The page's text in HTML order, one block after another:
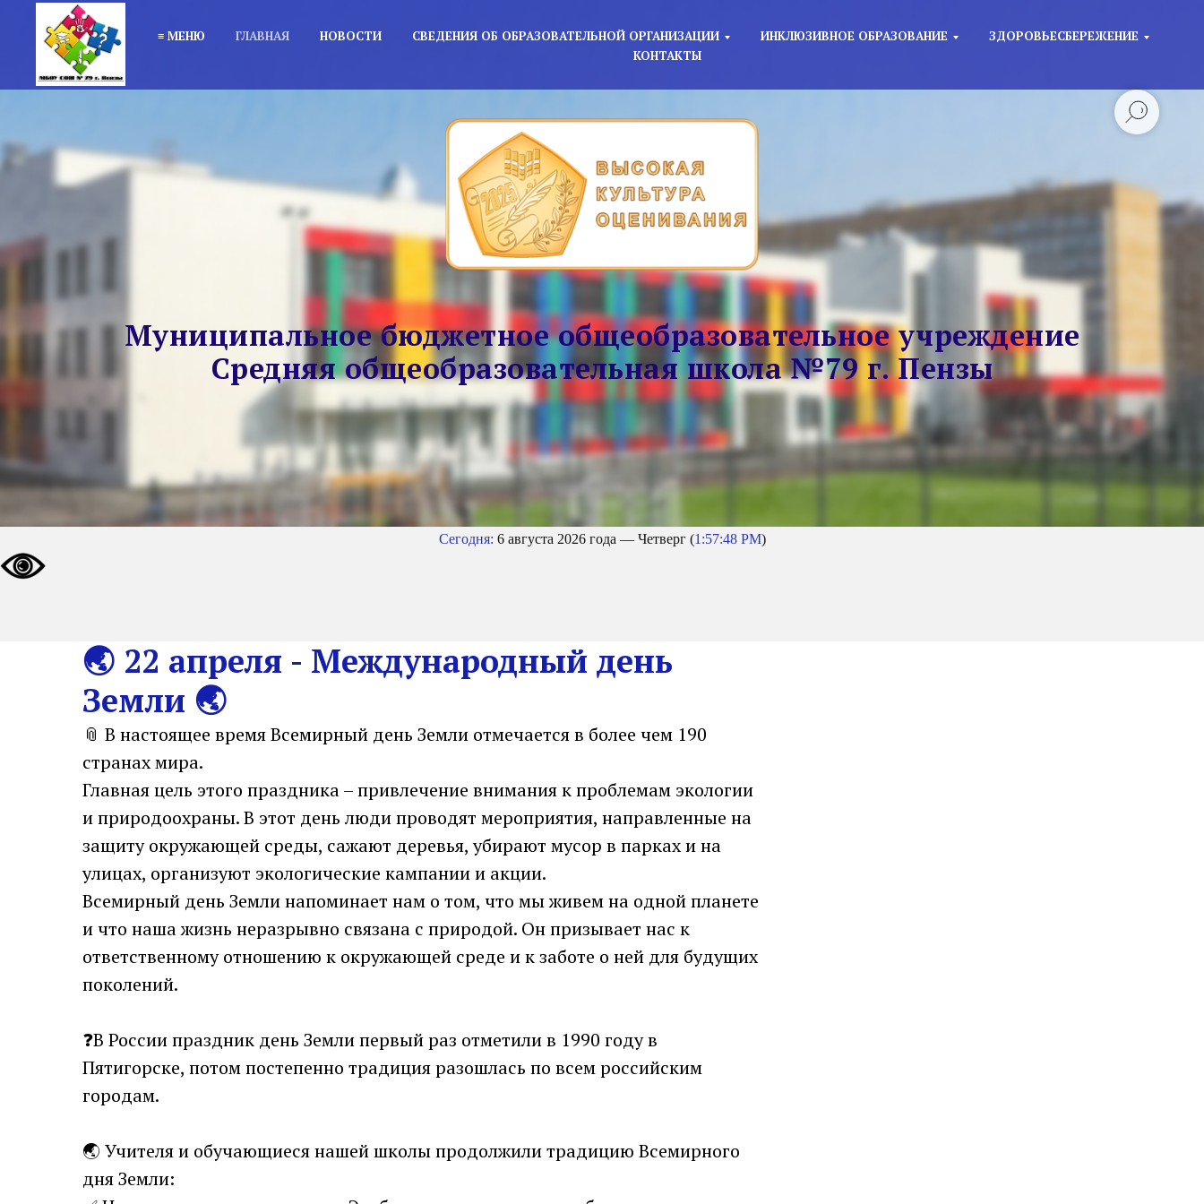
≡ МЕНЮ ГЛАВНАЯ НОВОСТИ СВЕДЕНИЯ ОБ ОБРАЗОВАТЕЛЬНОЙ ОРГАНИЗАЦИИ ИНКЛЮЗИВНОЕ ОБРАЗОВАНИЕ
ЗДОРОВЬЕСБЕРЕЖЕНИЕ
КОНТАКТЫ
Муниципальное бюджетное общеобразовательное учреждение
Средняя общеобразовательная школа №79 г. Пензы
Сегодня: 6 августа 2026 года — Четверг (1:57:48 PM)
🌏 22 апреля - Международный день
Земли 🌏
📎 В настоящее время Всемирный день Земли отмечается в более чем 190
странах мира.
Главная цель этого праздника – привлечение внимания к проблемам экологии
и природоохраны. В этот день люди проводят мероприятия, направленные на
защиту окружающей среды, сажают деревья, убирают мусор в парках и на
улицах, организуют экологические кампании и акции.
Всемирный день Земли напоминает нам о том, что мы живем на одной планете
и что наша жизнь неразрывно связана с природой. Он призывает нас к
ответственному отношению к окружающей среде и к заботе о ней для будущих
поколений.
❓В России праздник день Земли первый раз отметили в 1990 году в
Пятигорске, потом постепенно традиция разошлась по всем российским
городам.
🌏 Учителя и обучающиеся нашей школы продолжили традицию Всемирного
дня Земли: